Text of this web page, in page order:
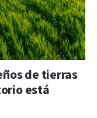
de tierras
está